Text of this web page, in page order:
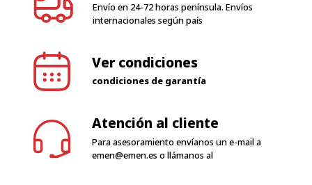
Envío en 24-72 horas península. Envíos
internacionales según país
Ver condiciones
condiciones de garantía
Atención al cliente
Para asesoramiento envíanos un e-mail a
emen@emen.es o llámanos al